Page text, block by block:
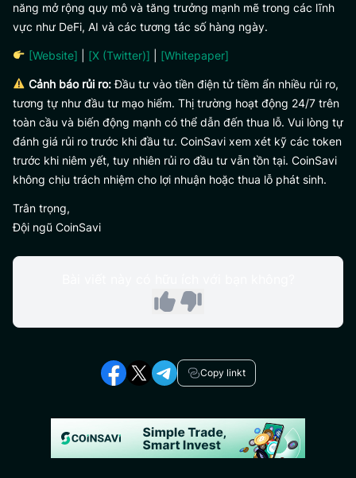
năng mở rộng quy mô và tăng trưởng mạnh mẽ trong các lĩnh
vực như DeFi, AI và các tương tác số hàng ngày.
[Website] [X (Twitter)] [Whitepaper]
Cảnh báo rủi ro:Đầu tư vào tiền điện tử tiềm ẩn nhiều rủi ro,
tương tự như đầu tư mạo hiểm. Thị trường hoạt động 24/7 trên
toàn cầu và biến động mạnh có thể dẫn đến thua lỗ. Vui lòng tự
đánh giá rủi ro trước khi đầu tư. CoinSavi xem xét kỹ các token
trước khi niêm yết, tuy nhiên rủi ro đầu tư vẫn tồn tại. CoinSavi
không chịu trách nhiệm cho lợi nhuận hoặc thua lỗ phát sinh.
Trân trọng,
Đội ngũ CoinSavi
Copy linkt